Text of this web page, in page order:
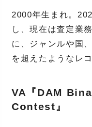
2000年生まれ。
し、現在は査定業
に、ジャンルや国
を超えたようなレ
VA『DAM
Contest』